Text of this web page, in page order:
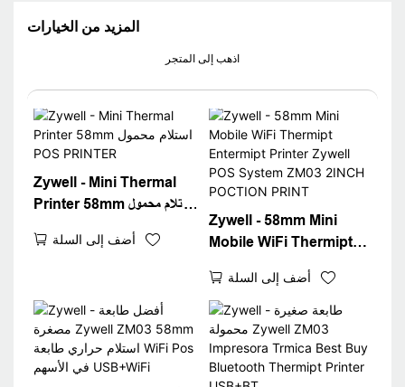
المزيد من الخيارات
اذهب إلى المتجر
Zywell - Mini Thermal
Printer 58mm استلام محمول
أضف إلى السلة
Zywell - 58mm Mini
Mobile WiFi Thermipt
Zywell POS System
ZM03 2INCH POCTION
PRINT
أضف إلى السلة